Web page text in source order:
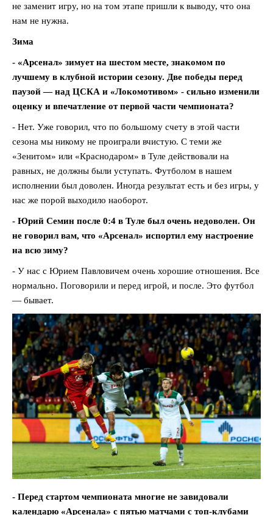
не заменит игру, но на том этапе пришли к выводу, что она
нам не нужна.
Зима
- «Арсенал» зимует на шестом месте, знакомом по
лучшему в клубной истории сезону. Две победы перед
паузой — над ЦСКА и «Локомотивом» - сильно изменили
оценку и впечатление от первой части чемпионата?
- Нет. Уже говорил, что по большому счету в этой части
сезона мы никому не проиграли вчистую. С теми же
«Зенитом» или «Краснодаром» в Туле действовали на
равных, не должны были уступать. Футболом в нашем
исполнении был доволен. Иногда результат есть и без игры, у
нас же порой выходило наоборот.
- Юрий Семин после 0:4 в Туле был очень недоволен. Он
не говорил вам, что «Арсенал» испортил ему настроение
на всю зиму?
- У нас с Юрием Павловичем очень хорошие отношения. Все
нормально. Поговорили и перед игрой, и после. Это футбол
— бывает.
- Перед стартом чемпионата многие не завидовали
календарю «Арсенала» с пятью матчами с топ-клубами